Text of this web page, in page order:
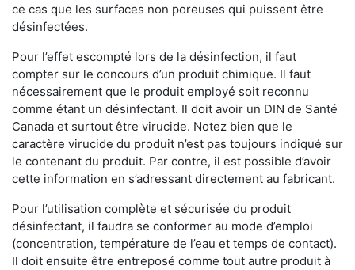
ce cas que les surfaces non poreuses qui puissent être
désinfectées.
Pour l’effet escompté lors de la désinfection, il faut
compter sur le concours d’un produit chimique. Il faut
nécessairement que le produit employé soit reconnu
comme étant un désinfectant. Il doit avoir un DIN de Santé
Canada et surtout être virucide. Notez bien que le
caractère virucide du produit n’est pas toujours indiqué sur
le contenant du produit. Par contre, il est possible d’avoir
cette information en s’adressant directement au fabricant.
Pour l’utilisation complète et sécurisée du produit
désinfectant, il faudra se conformer au mode d’emploi
(concentration, température de l’eau et temps de contact).
Il doit ensuite être entreposé comme tout autre produit à